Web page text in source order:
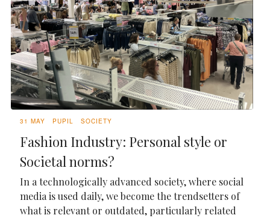
31 MAY PUPIL SOCIETY
Fashion Industry: Personal style or
Societal norms?
In a technologically advanced society, where social
media is used daily, we become the trendsetters of
what is relevant or outdated, particularly related